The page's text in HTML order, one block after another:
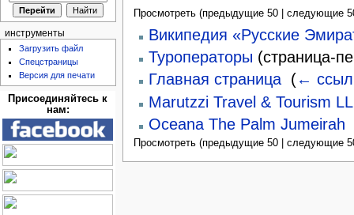
Просмотреть (предыдущие 50 | следующие
Википедия «Русские
Туроператоры (страница-
Главная страница‎ (←
Marutzzi Travel & Tourism
Oceana The Palm Jumeirah
Просмотреть (предыдущие 50 | следующие
инструменты
Загрузить файл
Спецстраницы
Версия для печати
Присоединяйтесь к
нам: